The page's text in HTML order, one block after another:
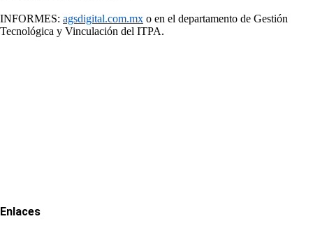
INFORMES: agsdigital.com.mx o en el departamento de Gestión
Tecnológica y Vinculación del ITPA.
Enlaces